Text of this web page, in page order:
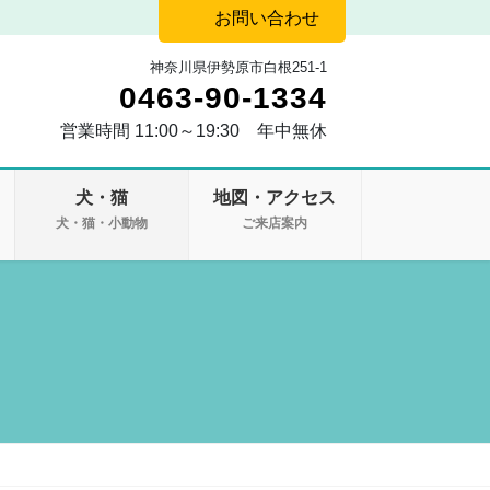
神奈川県伊勢原市白根251-1
0463-90-1334
営業時間 11:00～19:30 年中無休
お問い合わせ
犬・猫
犬・猫・小動物
地図・アクセス
ご来店案内